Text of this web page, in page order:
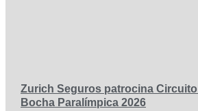
Zurich Seguros patrocina
Bocha Paralímpica 2026